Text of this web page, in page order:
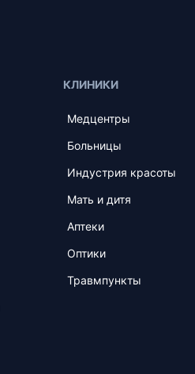
КЛИНИКИ
Медцентры
Больницы
Индустрия красоты
Мать и дитя
Аптеки
Оптики
Травмпункты